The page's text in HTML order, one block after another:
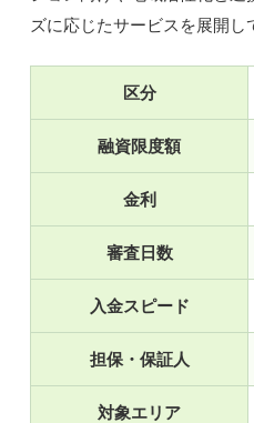
ズに応じたサービスを展開し
区分
融資限度額
金利
審査日数
入金スピード
担保・保証人
対象エリア